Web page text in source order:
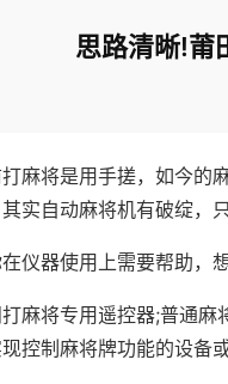
思路清晰!莆
麻将是用手搓，如今的
实自动麻将机有破绽，
仪器使用上需要帮助，
麻将专用遥控器;普通
控制麻将牌功能的设备或